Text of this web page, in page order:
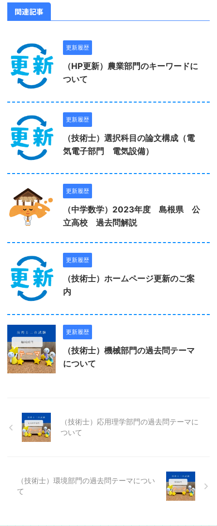
関連記事
更新履歴
（HP更新）農業部門のキーワードに
ついて
更新履歴
（技術士）選択科目の論文構成（電
気電子部門 電気設備）
更新履歴
（中学数学）2023年度 島根県 公
立高校 過去問解説
更新履歴
（技術士）ホームページ更新のご案
内
更新履歴
（技術士）機械部門の過去問テーマ
について
（技術士）応用理学部門の過去問テーマに
ついて
（技術士）環境部門の過去問テーマについ
て